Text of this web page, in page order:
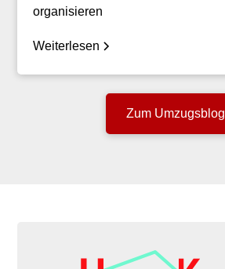
organisieren
Weiterlesen
Zum Umzugsblog